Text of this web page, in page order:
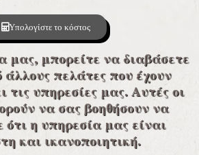
Υπολογίστε το κόστος
μας, μπορείτε να διαβάσετε
άλλους πελάτες που έχουν
τις υπηρεσίες μας. Αυτές οι
να σας βοηθήσουν να
ότι η υπηρεσία μας είναι
και ικανοποιητική.